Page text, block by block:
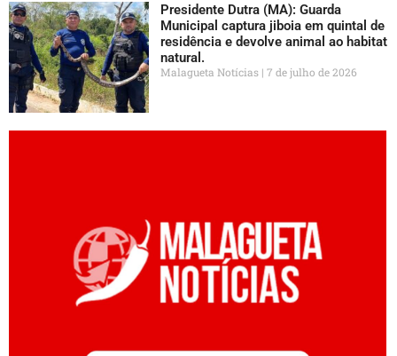
Presidente Dutra (MA): Guarda
Municipal captura jiboia em quintal de
residência e devolve animal ao habitat
natural.
Malagueta Notícias 7 de julho de 2026